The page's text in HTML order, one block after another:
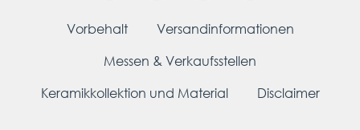
Vorbehalt
Versandinformationen
Messen & Verkaufsstellen
Keramikkollektion und Material
Disclaimer